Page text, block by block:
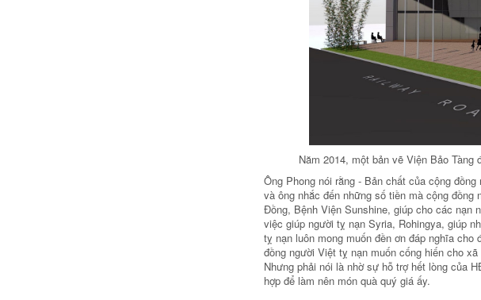
Năm 2014, một bản vẽ Viện Bảo
Ông Phong nói rằng - Bản chất của cộng
và ông nhắc đến những số tiền mà cộng đồng
Đồng, Bệnh Viện Sunshine, giúp cho các nạn
việc giúp người tỵ nạn Syria, Rohingya, giúp
tỵ nạn luôn mong muốn đền ơn đáp nghĩa
đồng người Việt tỵ nạn muốn cống hiến cho
Nhưng phải nói là nhờ sự hỗ trợ hết lòng của
hợp để làm nên món quà quý giá ấy.